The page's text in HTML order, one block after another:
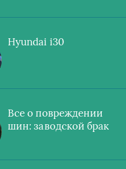
Hyundai i30
Все о повреждении
шин: заводской брак